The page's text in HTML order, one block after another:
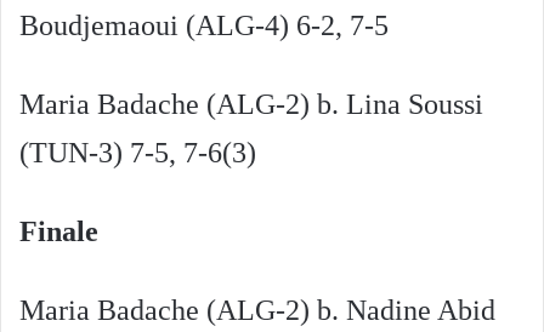
Boudjemaoui (ALG-4) 6-2, 7-5
Maria Badache (ALG-2) b. Lina Soussi
(TUN-3) 7-5, 7-6(3)
Finale
Maria Badache (ALG-2) b. Nadine Abid